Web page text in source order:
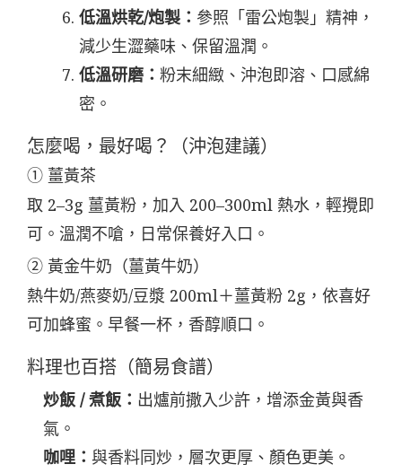
低溫烘乾/炮製： 參照「雷公炮製」精神，
減少生澀藥味、保留溫潤。
低溫研磨： 粉末細緻、沖泡即溶、口感綿
密。
怎麼喝，最好喝？（沖泡建議）
① 薑黃茶
取 2–3g 薑黃粉，加入 200–300ml 熱水，輕攪即
可。溫潤不嗆，日常保養好入口。
② 黃金牛奶（薑黃牛奶）
熱牛奶/燕麥奶/豆漿 200ml＋薑黃粉 2g，依喜好
可加蜂蜜。早餐一杯，香醇順口。
料理也百搭（簡易食譜）
炒飯 / 煮飯： 出爐前撒入少許，增添金黃與香
氣。
咖哩： 與香料同炒，層次更厚、顏色更美。